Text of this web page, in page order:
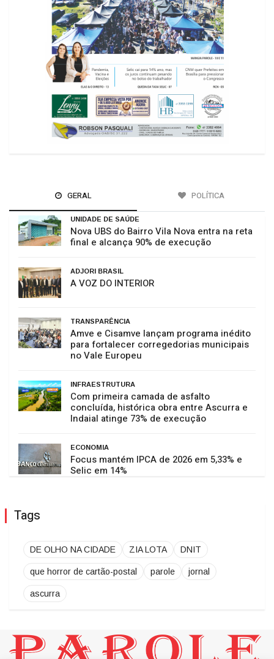
GERAL POLÍTICA
UNIDADE DE SAÚDE
Nova UBS do Bairro Vila Nova entra na reta
final e alcança 90% de execução
ADJORI BRASIL
A VOZ DO INTERIOR
TRANSPARÊNCIA
Amve e Cisamve lançam programa inédito
para fortalecer corregedorias municipais
no Vale Europeu
INFRAESTRUTURA
Com primeira camada de asfalto
concluída, histórica obra entre Ascurra e
Indaial atinge 73% de execução
ECONOMIA
Focus mantém IPCA de 2026 em 5,33% e
Selic em 14%
Tags
DE OLHO NA CIDADE ZIA LOTA DNIT
que horror de cartão-postal parole jornal
ascurra